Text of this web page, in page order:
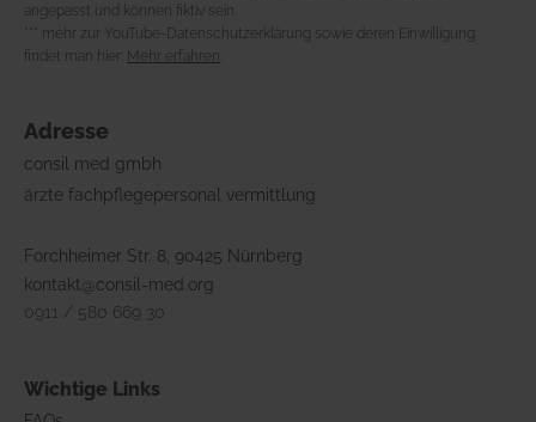
angepasst und können fiktiv sein.
*** mehr zur YouTube-Datenschutzerklärung sowie deren Einwilligung
findet man hier:
Mehr erfahren
Adresse
consil med gmbh
ärzte fachpflegepersonal vermittlung
Forchheimer Str. 8, 90425 Nürnberg
kontakt@consil-med.org
0911 / 580 669 30
Wichtige Links